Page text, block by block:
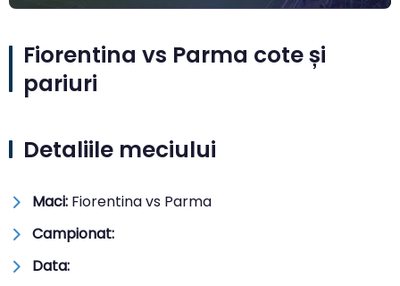
Fiorentina vs Parma cote și
pariuri
Detaliile meciului
Maci: Fiorentina vs Parma
Campionat:
Data: